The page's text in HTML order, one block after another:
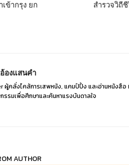
เข้ากรุง ยก
สำรวจวิถี
องแสนคำ
ผู้คลั่งไคล้การเสพหนัง, แคมป์ปิ้ง และอ่านหนังสือ
รรมเพื่อศึกษาและค้นหาแรงบันดาลใจ
AUTHOR